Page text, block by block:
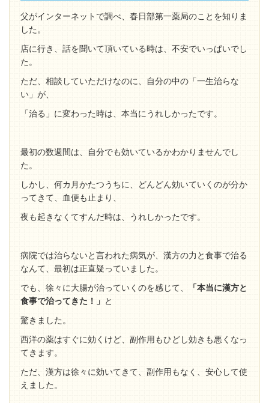
父がインターネットで調べ、春日部第一薬局のことを知りま
した。
店に行き、話を聞いて頂いている時は、不安でいっぱいでし
た。
ただ、相談していただけなのに、自分の中の「一生治らな
い」が、
「治る」に変わった時は、本当にうれしかったです。
最初の数週間は、自分でも効いているかわかりませんでし
た。
しかし、何カ月かたつうちに、どんどん効いていくのが分か
ってきて、血便も止まり、
夜も起きなくてすんだ時は、うれしかったです。
病院では治らないと言われた病気が、漢方の力と食事で治る
なんて、最初は正直疑っていました。
でも、徐々に大腸が治っていくのを感じて、
「本当に漢方と
食事で治ってきた！」 と
驚きました。
西洋の薬はすぐに効くけど、副作用もひどし効きも悪くなっ
てきます。
ただ、漢方は徐々に効いてきて、副作用もなく、安心して使
えました。